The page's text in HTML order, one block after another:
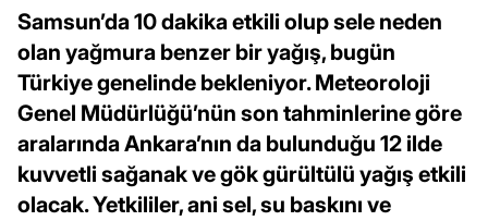
Samsun’da 10 dakika etkili olup sele neden
olan yağmura benzer bir yağış, bugün
Türkiye genelinde bekleniyor. Meteoroloji
Genel Müdürlüğü’nün son tahminlerine göre
aralarında Ankara’nın da bulunduğu 12 ilde
kuvvetli sağanak ve gök gürültülü yağış etkili
olacak. Yetkililer, ani sel, su baskını ve